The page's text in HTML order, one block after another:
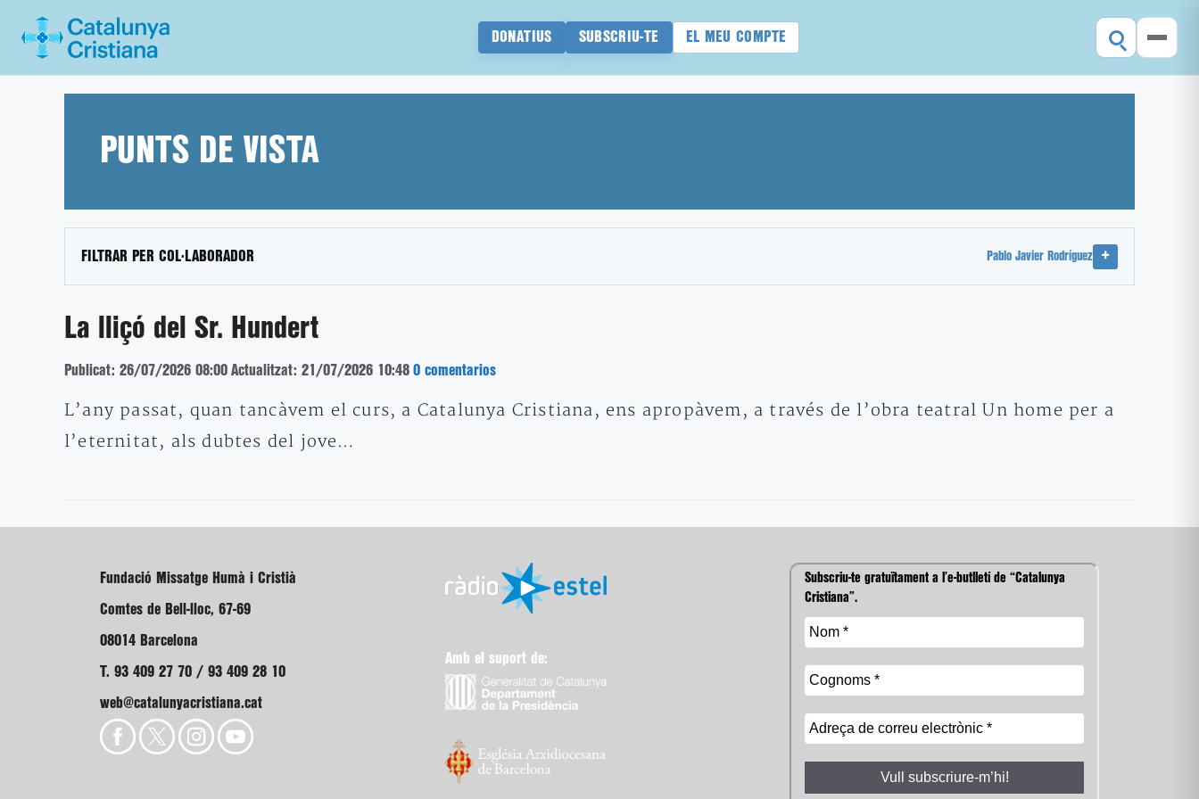
DONATIUS SUBSCRIU-TE EL MEU COMPTE
PUNTS DE VISTA
FILTRAR PER COL·LABORADOR Pablo Javier Rodríguez
La lliçó del Sr. Hundert
Publicat: 26/07/2026 08:00 Actualitzat: 21/07/2026 10:48 0 comentarios
L’any passat, quan tancàvem el curs, a Catalunya Cristiana, ens apropàvem, a través de l’obra teatral Un home per a
l’eternitat, als dubtes del jove…
Fundació Missatge Humà i Cristià
Comtes de Bell-lloc, 67-69
08014 Barcelona
T. 93 409 27 70 / 93 409 28 10
web@catalunyacristiana.cat
Amb el suport de:
Subscriu-te gratuïtament a l’e-butlletí de “Catalunya
Cristiana”.